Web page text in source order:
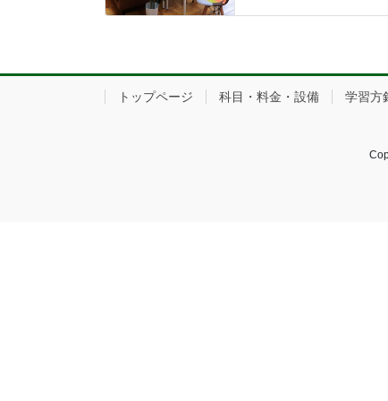
トップページ 科目・料金・設備 学習方